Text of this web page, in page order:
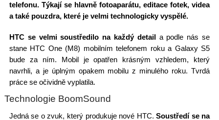
telefonu. Týkají se hlavně fotoaparátu, editace fotek, videa
a také pouzdra, které je velmi technologicky vyspělé.
HTC se velmi soustředilo na každý detail a podle nás se
stane HTC One (M8) mobilním telefonem roku a Galaxy S5
bude za ním. Mobil je opatřen krásným vzhledem, který
navrhli, a je úplným opakem mobilu z minulého roku. Tvrdá
práce se očividně vyplatila.
Technologie BoomSound
Jedná se o zvuk, který produkuje nové HTC.Soustředí se na